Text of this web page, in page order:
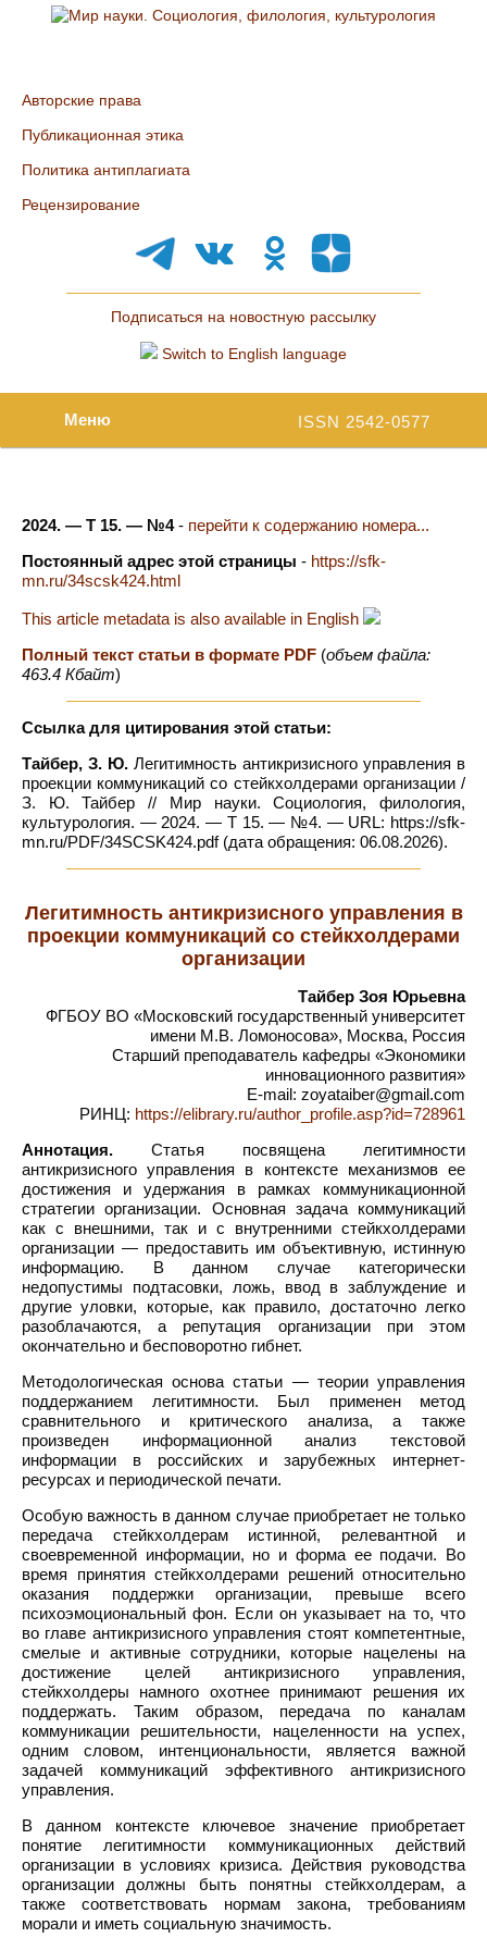
Авторские права
Публикационная этика
Политика антиплагиата
Рецензирование
Подписаться на новостную рассылку
Switch to English language
ISSN 2542-0577
Меню
2024. — Т 15. — №4- перейти к содержанию номера...
Постоянный адрес этой страницы - https://sfk-
mn.ru/34scsk424.html
This article metadata is also available in English
Полный текст статьи в формате PDF (объем файла:
463.4 Кбайт)
Ссылка для цитирования этой статьи:
Тайбер, З. Ю. Легитимность антикризисного управления в
проекции коммуникаций со стейкхолдерами организации /
З. Ю. Тайбер // Мир науки. Социология, филология,
культурология. — 2024. — Т 15. — №4. — URL: https://sfk-
mn.ru/PDF/34SCSK424.pdf (дата обращения: 06.08.2026).
Легитимность антикризисного управления в
проекции коммуникаций со стейкхолдерами
организации
Тайбер Зоя Юрьевна
ФГБОУ ВО «Московский государственный университет
имени М.В. Ломоносова», Москва, Россия
Старший преподаватель кафедры «Экономики
инновационного развития»
E-mail: zoyataiber@gmail.com
РИНЦ: https://elibrary.ru/author_profile.asp?id=728961
Аннотация. Статья посвящена легитимности
антикризисного управления в контексте механизмов ее
достижения и удержания в рамках коммуникационной
стратегии организации. Основная задача коммуникаций
как с внешними, так и с внутренними стейкхолдерами
организации — предоставить им объективную, истинную
информацию. В данном случае категорически
недопустимы подтасовки, ложь, ввод в заблуждение и
другие уловки, которые, как правило, достаточно легко
разоблачаются, а репутация организации при этом
окончательно и бесповоротно гибнет.
Методологическая основа статьи — теории управления
поддержанием легитимности. Был применен метод
сравнительного и критического анализа, а также
произведен информационной анализ текстовой
информации в российских и зарубежных интернет-
ресурсах и периодической печати.
Особую важность в данном случае приобретает не только
передача стейкхолдерам истинной, релевантной и
своевременной информации, но и форма ее подачи. Во
время принятия стейкхолдерами решений относительно
оказания поддержки организации, превыше всего
психоэмоциональный фон. Если он указывает на то, что
во главе антикризисного управления стоят компетентные,
смелые и активные сотрудники, которые нацелены на
достижение целей антикризисного управления,
стейкхолдеры намного охотнее принимают решения их
поддержать. Таким образом, передача по каналам
коммуникации решительности, нацеленности на успех,
одним словом, интенциональности, является важной
задачей коммуникаций эффективного антикризисного
управления.
В данном контексте ключевое значение приобретает
понятие легитимности коммуникационных действий
организации в условиях кризиса. Действия руководства
организации должны быть понятны стейкхолдерам, а
также соответствовать нормам закона, требованиям
морали и иметь социальную значимость.